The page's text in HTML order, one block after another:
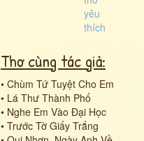
Thơ cùng tác giả:
• Chùm Tứ Tuyệt Cho Em
• Lá Thư Thành Phố
• Nghe Em Vào Đại Học
• Trước Tờ Giấy Trắng